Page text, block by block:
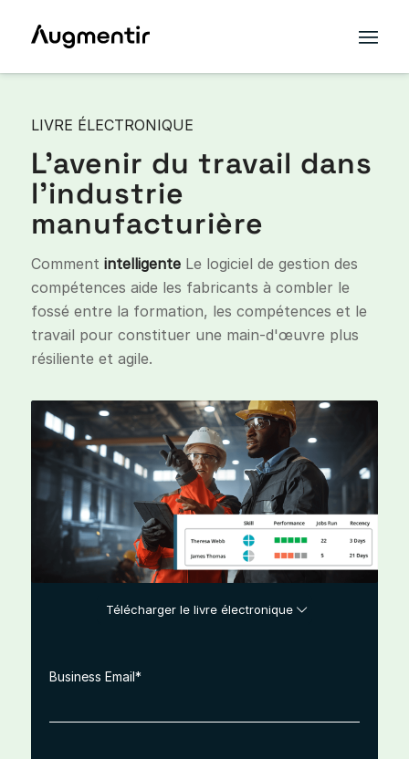
LIVRE ÉLECTRONIQUE
L'avenir du travail dans
l'industrie
manufacturière
Comment intelligenteLe logiciel de gestion des
compétences aide les fabricants à combler le
fossé entre la formation, les compétences et le
travail pour constituer une main-d'œuvre plus
résiliente et agile.
Télécharger le livre électronique
Business Email*